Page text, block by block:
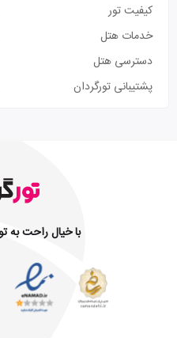
کیفیت تور
خدمات هتل
دسترسی هتل
پشتیبانی تورگردان
با خیال راحت به